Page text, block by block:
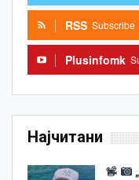
RSS Subscribe
Plusinfomk
Најчитани